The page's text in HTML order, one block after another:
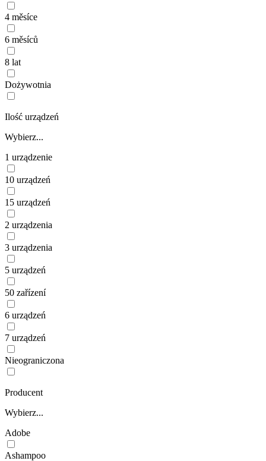
4 měsíce
6 měsíců
8 lat
Dożywotnia
Ilość urządzeń
Wybierz...
1 urządzenie
10 urządzeń
15 urządzeń
2 urządzenia
3 urządzenia
5 urządzeń
50 zařízení
6 urządzeń
7 urządzeń
Nieograniczona
Producent
Wybierz...
Adobe
Ashampoo